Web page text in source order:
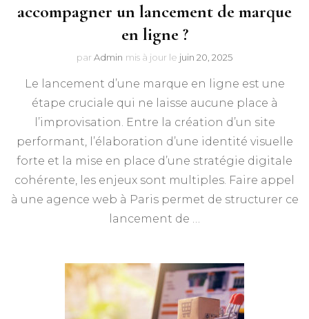
accompagner un lancement de marque
en ligne ?
par Admin mis à jour le juin 20, 2025
Le lancement d’une marque en ligne est une
étape cruciale qui ne laisse aucune place à
l’improvisation. Entre la création d’un site
performant, l’élaboration d’une identité visuelle
forte et la mise en place d’une stratégie digitale
cohérente, les enjeux sont multiples. Faire appel
à une agence web à Paris permet de structurer ce
lancement de …